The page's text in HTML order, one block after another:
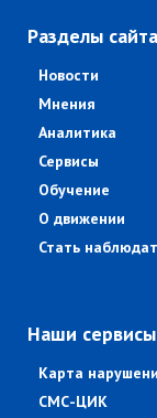
Разделы сайта
Новости
Мнения
Аналитика
Сервисы
Обучение
О движении
Стать
Наши сервисы
Карта
СМС-ЦИК